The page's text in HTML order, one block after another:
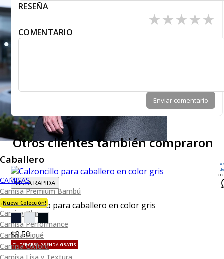
Caballero
CAMISAS
Camisa Premium Bambú
¡Nueva Colección!
Camisa Blanca
Camisa Performance
Camisa Piqué
Camisa Oxford
RESEÑA
★
★
★
★
★
COMENTARIO
Enviar comentario
Otros clientes también compraron
VISTA RAPIDA
Calzoncillo para caballero en color gris
$9.50
TU TERCERA PRENDA GRATIS
de